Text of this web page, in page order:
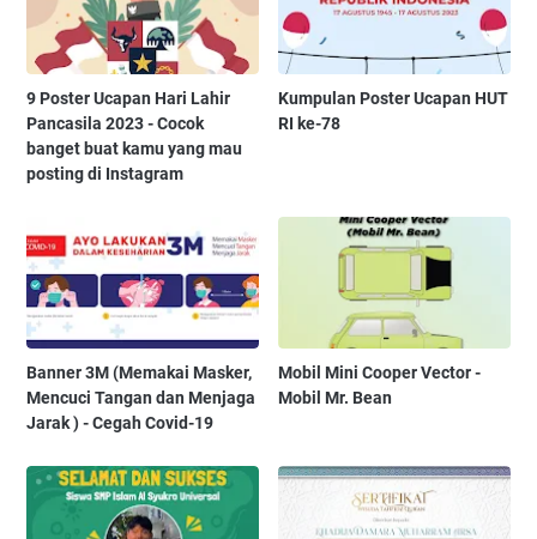
9 Poster Ucapan Hari Lahir
Pancasila 2023 - Cocok
banget buat kamu yang mau
posting di Instagram
Kumpulan Poster Ucapan HUT
RI ke-78
Banner 3M (Memakai Masker,
Mencuci Tangan dan Menjaga
Jarak ) - Cegah Covid-19
Mobil Mini Cooper Vector -
Mobil Mr. Bean